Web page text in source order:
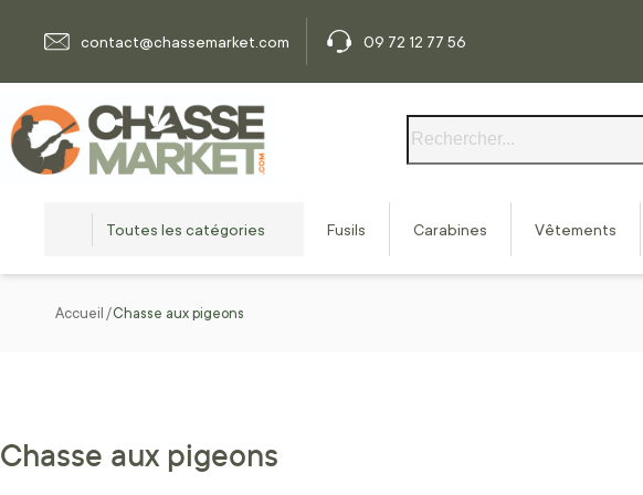
contact@chassemarket.com
09 72 12 77 56
Toutes les catégories Fusils Carabines Vêtements
Accueil Chasse aux pigeons
Chasse aux pigeons